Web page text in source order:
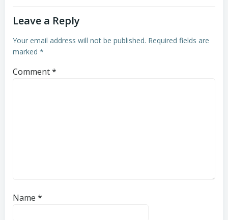
Leave a Reply
Your email address will not be published. Required fields are
marked *
Comment*
Name *